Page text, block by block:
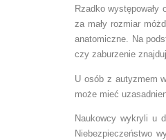
Rzadko
za mały rozmiar
anatomiczne. Na
czy zaburzenie
U osób z autyzmem
może mieć
Naukowcy wykryli u
Niebezpieczeństwo